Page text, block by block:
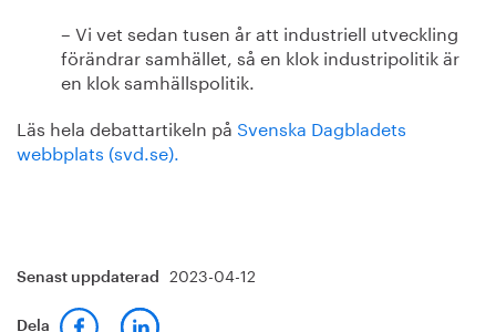
– Vi vet sedan tusen år att industriell utveckling
förändrar samhället, så en klok industripolitik är
en klok samhällspolitik.
Läs hela debattartikeln på Svenska Dagbladets
webbplats (svd.se).
Senast uppdaterad 2023-04-12
Dela